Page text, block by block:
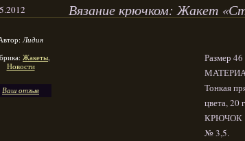
Вязание крючком: Жакет
Лидия
Жакеты,
Новости
Ваш отзыв
Размер 46
Тонкая
цвета, 20
КРЮЧОК
№ 3,5.